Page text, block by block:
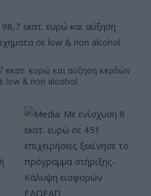
εκατ. ευρώ και αύξηση κερδών
low & non alcohol